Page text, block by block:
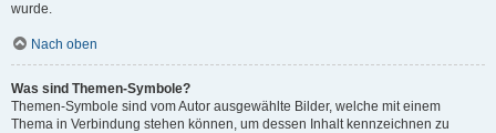
wurde.
Nach oben
Was sind Themen-Symbole?
Themen-Symbole sind vom Autor ausgewählte Bilder, welche mit einem
Thema in Verbindung stehen können, um dessen Inhalt kennzeichnen zu